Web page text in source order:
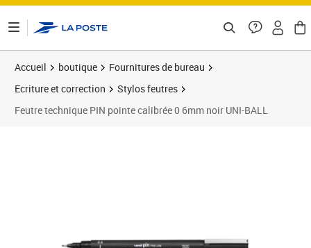
Accueil boutique
Fournitures de bureau
Ecriture et correction
Stylos feutres
Feutre technique PIN pointe calibrée 0 6mm noir UNI-BALL